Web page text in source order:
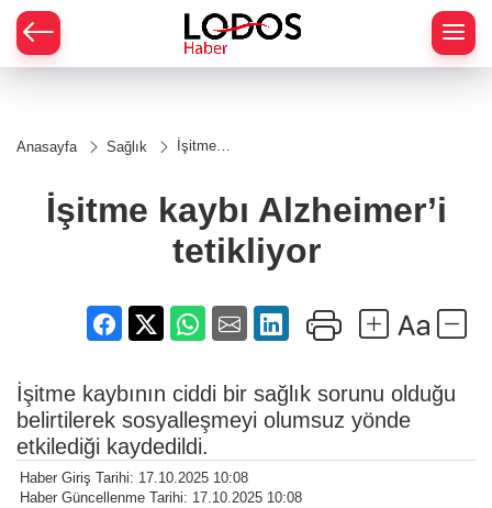
Anasayfa Sağlık
İşitme
tetikliyor
İşitme kaybı Alzheimer’i
tetikliyor
İşitme kaybının ciddi bir sağlık sorunu olduğu
belirtilerek sosyalleşmeyi olumsuz yönde
etkilediği kaydedildi.
Haber Giriş Tarihi: 17.10.2025 10:08
Haber Güncellenme Tarihi: 17.10.2025 10:08